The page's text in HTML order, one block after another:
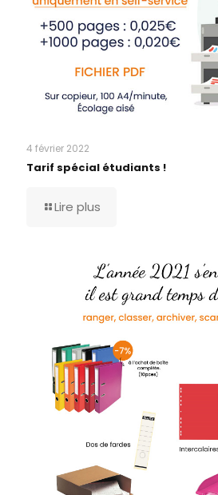
4 février 2022
Tarif spécial étudiants !
Lire plus